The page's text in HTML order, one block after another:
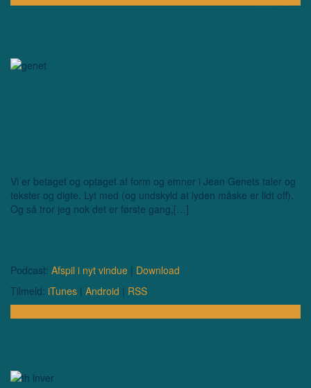
Vi er betaget og optaget af form og emner i Jean Genets taler og
tekster og digte. Lyt med (og undskyld at lyden måske er lidt off).
Og så tror jeg nok det er første gang,[…]
Podcast: Afspil i nyt vindue | Download
Tilmeld: iTunes | Android | RSS